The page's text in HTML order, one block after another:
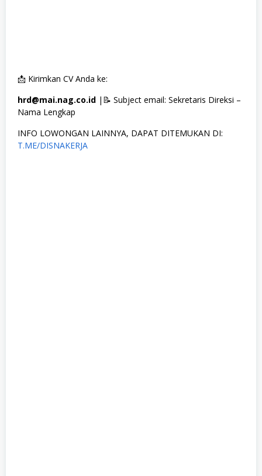
📩 Kirimkan CV Anda ke:
hrd@mai.nag.co.id |📝 Subject email: Sekretaris Direksi –
Nama Lengkap
INFO LOWONGAN LAINNYA, DAPAT DITEMUKAN DI:
T.ME/DISNAKERJA